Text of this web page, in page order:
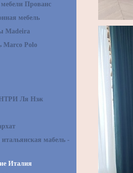
Прованс
мебель
Madeira
Marco Polo
Ля Нэж
мабель -
Италия